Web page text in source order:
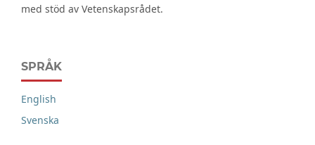
med stöd av Vetenskapsrådet.
SPRÅK
English
Svenska